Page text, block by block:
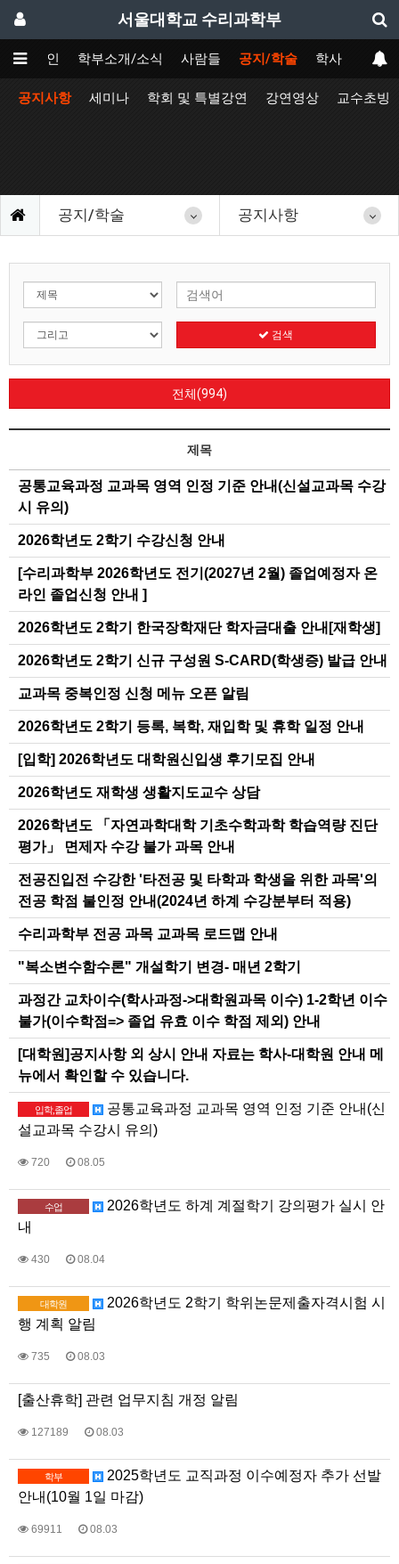
서울대학교 수리과학부
메인 학부소개/소식 사람들 공지/학술 학사
공지사항 세미나 학회 및 특별강연 강연영상 교수초빙
공지/학술 공지사항
검색
전체(994)
제목
공통교육과정 교과목 영역 인정 기준 안내(신설교과목 수강
시 유의)
2026학년도 2학기 수강신청 안내
[수리과학부 2026학년도 전기(2027년 2월) 졸업예정자 온
라인 졸업신청 안내 ]
2026학년도 2학기 한국장학재단 학자금대출 안내[재학생]
2026학년도 2학기 신규 구성원 S-CARD(학생증) 발급 안내
교과목 중복인정 신청 메뉴 오픈 알림
2026학년도 2학기 등록, 복학, 재입학 및 휴학 일정 안내
[입학] 2026학년도 대학원신입생 후기모집 안내
2026학년도 재학생 생활지도교수 상담
2026학년도 「자연과학대학 기초수학과학 학습역량 진단
평가」 면제자 수강 불가 과목 안내
전공진입전 수강한 '타전공 및 타학과 학생을 위한 과목'의
전공 학점 불인정 안내(2024년 하계 수강분부터 적용)
수리과학부 전공 과목 교과목 로드맵 안내
"복소변수함수론" 개설학기 변경- 매년 2학기
과정간 교차이수(학사과정->대학원과목 이수) 1-2학년 이수
불가(이수학점=> 졸업 유효 이수 학점 제외) 안내
[대학원]공지사항 외 상시 안내 자료는 학사-대학원 안내 메
뉴에서 확인할 수 있습니다.
입학,졸업
공통교육과정 교과목 영역 인정 기준 안내(신
설교과목 수강시 유의)
720 08.05
수업
2026학년도 하계 계절학기 강의평가 실시 안
내
430 08.04
대학원
2026학년도 2학기 학위논문제출자격시험 시
행 계획 알림
735 08.03
[출산휴학] 관련 업무지침 개정 알림
127189 08.03
학부
2025학년도 교직과정 이수예정자 추가 선발
안내(10월 1일 마감)
69911 08.03